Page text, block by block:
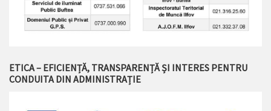
ETICA – EFICIENȚĂ, TRANSPARENȚĂ ȘI INTERES PENTRU
CONDUITA DIN ADMINISTRAȚIE